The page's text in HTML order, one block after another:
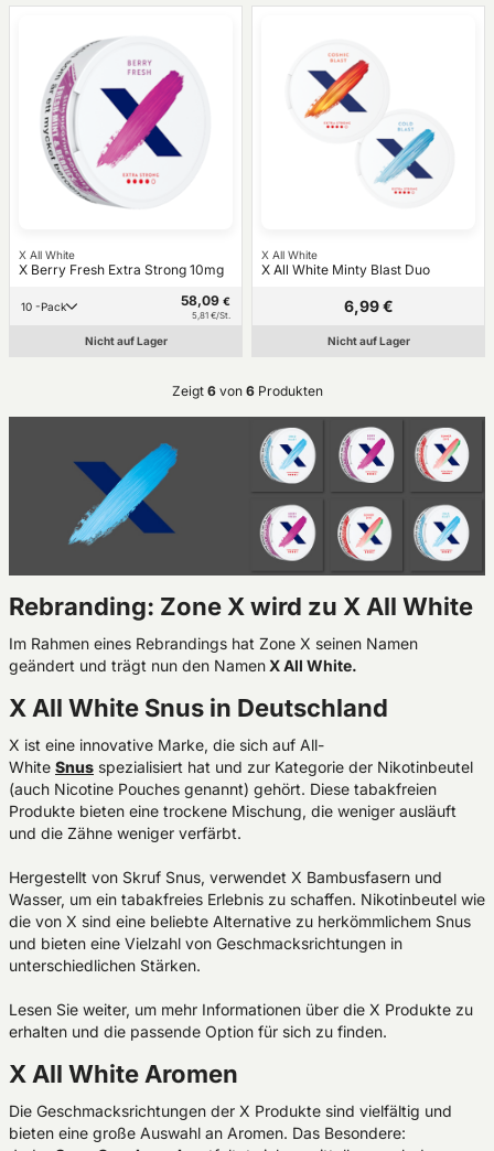
X All White
X Berry Fresh Extra Strong 10mg
10 -Pack 58,09 €
5,81 €/St.
Nicht auf Lager
X All White
X All White Minty Blast Duo
6,99 €
Nicht auf Lager
Zeigt 6von 6 Produkten
Rebranding: Zone X wird zu X All White
Im Rahmen eines Rebrandings hat Zone X seinen Namen
geändert und trägt nun den Namen X All White.
X All White Snus in Deutschland
X ist eine innovative Marke, die sich auf All-
White Snus spezialisiert hat und zur Kategorie der Nikotinbeutel
(auch Nicotine Pouches genannt) gehört. Diese tabakfreien
Produkte bieten eine trockene Mischung, die weniger ausläuft
und die Zähne weniger verfärbt.
Hergestellt von Skruf Snus, verwendet X Bambusfasern und
Wasser, um ein tabakfreies Erlebnis zu schaffen. Nikotinbeutel wie
die von X sind eine beliebte Alternative zu herkömmlichem Snus
und bieten eine Vielzahl von Geschmacksrichtungen in
unterschiedlichen Stärken.
Lesen Sie weiter, um mehr Informationen über die X Produkte zu
erhalten und die passende Option für sich zu finden.
X All White Aromen
Die Geschmacksrichtungen der X Produkte sind vielfältig und
bieten eine große Auswahl an Aromen. Das Besondere: